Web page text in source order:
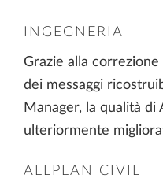
INGEGNERIA
Grazie alla
dei messaggi
Manager, la qualità di
ulteriormente
ALLPLAN CIVIL